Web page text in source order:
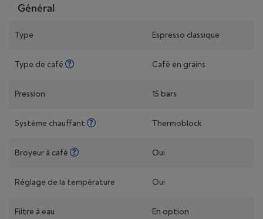
Général
Type Espresso classique
Type de café Café en grains
Pression 15 bars
Système chauffant Thermoblock
Broyeur à café Oui
Réglage de la température Oui
Filtre à eau En option